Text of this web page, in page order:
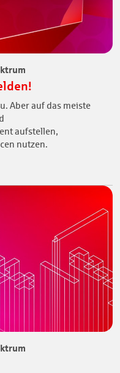
Aber auf das meiste
aufstellen,
nutzen.